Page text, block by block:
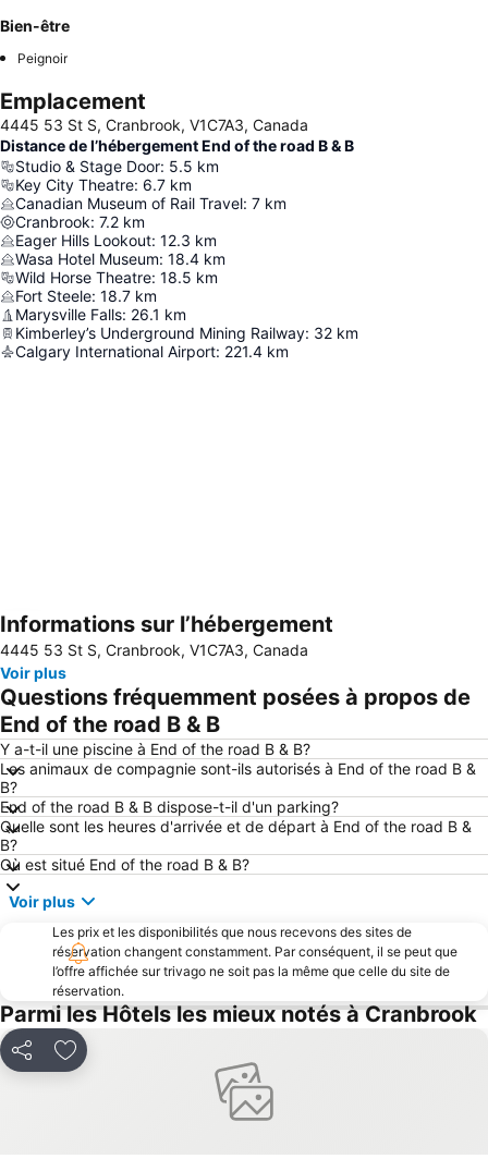
Bien-être
Peignoir
Emplacement
4445 53 St S, Cranbrook, V1C7A3, Canada
Distance de l’hébergement End of the road B & B
Studio & Stage Door: 5.5 km
Key City Theatre: 6.7 km
Canadian Museum of Rail Travel: 7 km
Cranbrook: 7.2 km
Eager Hills Lookout: 12.3 km
Wasa Hotel Museum: 18.4 km
Wild Horse Theatre: 18.5 km
Fort Steele: 18.7 km
Marysville Falls: 26.1 km
Kimberley’s Underground Mining Railway: 32 km
Calgary International Airport: 221.4 km
Agrandir la carte
Informations sur l’hébergement
4445 53 St S, Cranbrook, V1C7A3, Canada
Voir plus
Questions fréquemment posées à propos de
End of the road B & B
Y a-t-il une piscine à End of the road B & B?
Les animaux de compagnie sont-ils autorisés à End of the road B &
B?
End of the road B & B dispose-t-il d'un parking?
Quelle sont les heures d'arrivée et de départ à End of the road B &
B?
Où est situé End of the road B & B?
Voir plus
Les prix et les disponibilités que nous recevons des sites de
réservation changent constamment. Par conséquent, il se peut que
l’offre affichée sur trivago ne soit pas la même que celle du site de
réservation.
Parmi les Hôtels les mieux notés à Cranbrook
PartagerAjouter à mes favoris